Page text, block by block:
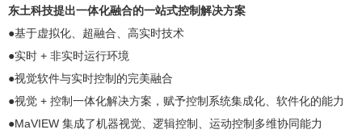
东土科技提出一体化融合的一站式控制解决方案
●基于虚拟化、超融合、高实时技术
●实时 + 非实时运行环境
●视觉软件与实时控制的完美融合
●视觉 + 控制一体化解决方案，赋予控制系统集成化、软件化的能力
●MaVIEW 集成了机器视觉、逻辑控制、运动控制多维协同能力